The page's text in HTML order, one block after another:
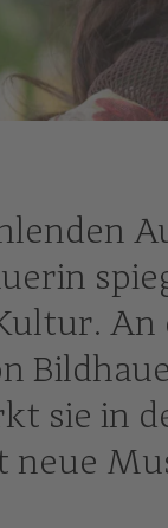
An
sie in
neue